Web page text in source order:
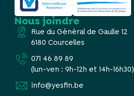
Nous joindre
Rue du Général de Gaulle 12
6180 Courcelles
071 46 89 89
(lun-ven : 9h-12h et 14h-16h30)
info@yesfin.be